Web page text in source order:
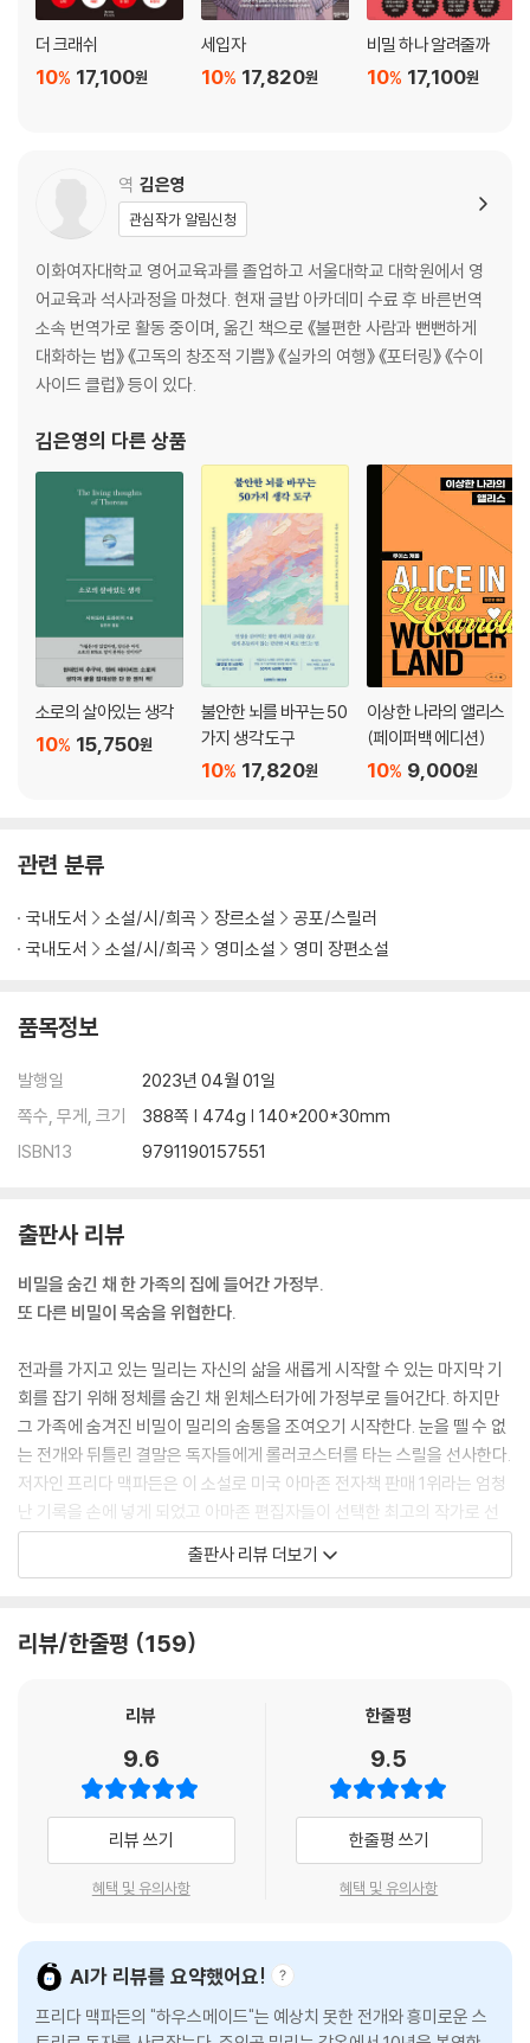
더 크래쉬
17,100원
10%
세입자
17,820원
10%
비밀 하나 알려줄까
17,100원
10%
역 김은영
관심작가 알림신청
이화여자대학교 영어교육과를 졸업하고 서울대학교 대학원에서 영
어교육과 석사과정을 마쳤다. 현재 글밥 아카데미 수료 후 바른번역
소속 번역가로 활동 중이며, 옮긴 책으로 《불편한 사람과 뻔뻔하게
대화하는 법》 《고독의 창조적 기쁨》 《실카의 여행》 《포터링》 《수이
사이드 클럽》 등이 있다.
김은영의 다른 상품
소로의 살아있는 생각
15,750원
10%
불안한 뇌를 바꾸는 50
가지 생각 도구
17,820원
10%
이상한 나라의 앨리스
(페이퍼백 에디션)
9,000원
10%
관련 분류
국내도서 소설/시/희곡 장르소설
공포/스릴러
국내도서
소설/시/희곡 영미소설 영미 장편소설
품목정보
발행일
2023년 04월 01일
쪽수, 무게, 크기
388쪽 | 474g | 140*200*30mm
ISBN13
9791190157551
출판사 리뷰
비밀을 숨긴 채 한 가족의 집에 들어간 가정부.
또 다른 비밀이 목숨을 위협한다.
전과를 가지고 있는 밀리는 자신의 삶을 새롭게 시작할 수 있는 마지막 기
회를 잡기 위해 정체를 숨긴 채 윈체스터가에 가정부로 들어간다. 하지만
그 가족에 숨겨진 비밀이 밀리의 숨통을 조여오기 시작한다. 눈을 뗄 수 없
는 전개와 뒤틀린 결말은 독자들에게 롤러코스터를 타는 스릴을 선사한다.
저자인 프리다 맥파든은 이 소설로 미국 아마존 전자책 판매 1위라는 엄청
난 기록을 손에 넣게 되었고 아마존 편집자들이 선택한 최고의 작가로 선
정됐다. 그 기세를 이어 할리우드의 유명 기획자에게 판권이 팔리며 곧 영
화로도 만나볼 수 있을 예정이다.
출판사 리뷰 더보기
리뷰/한줄평 159
리뷰
9.6
리뷰 쓰기
혜택 및 유의사항
한줄평
9.5
한줄평 쓰기
혜택 및 유의사항
AI가 리뷰를 요약했어요!
프리다 맥파든의 "하우스메이드"는 예상치 못한 전개와 흥미로운 스